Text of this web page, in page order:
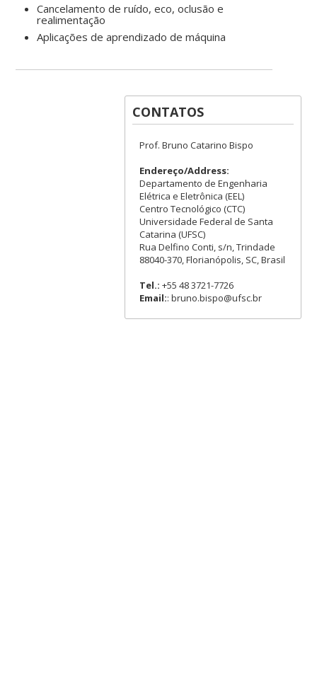
Cancelamento de ruído, eco, oclusão e
realimentação
Aplicações de aprendizado de máquina
CONTATOS
Prof. Bruno Catarino Bispo
Endereço/Address:
Departamento de Engenharia
Elétrica e Eletrônica (EEL)
Centro Tecnológico (CTC)
Universidade Federal de Santa
Catarina (UFSC)
Rua Delfino Conti, s/n, Trindade
88040-370, Florianópolis, SC, Brasil
Tel.: +55 48 3721-7726
Email:: bruno.bispo@ufsc.br